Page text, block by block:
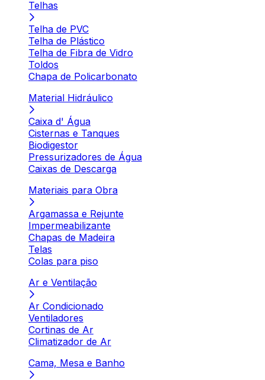
Telhas
Telha de PVC
Telha de Plástico
Telha de Fibra de Vidro
Toldos
Chapa de Policarbonato
Material Hidráulico
Caixa d' Água
Cisternas e Tanques
Biodigestor
Pressurizadores de Água
Caixas de Descarga
Materiais para Obra
Argamassa e Rejunte
Impermeabilizante
Chapas de Madeira
Telas
Colas para piso
Ar e Ventilação
Ar Condicionado
Ventiladores
Cortinas de Ar
Climatizador de Ar
Cama, Mesa e Banho